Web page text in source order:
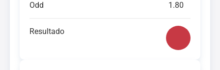
Odd 1.80
Resultado